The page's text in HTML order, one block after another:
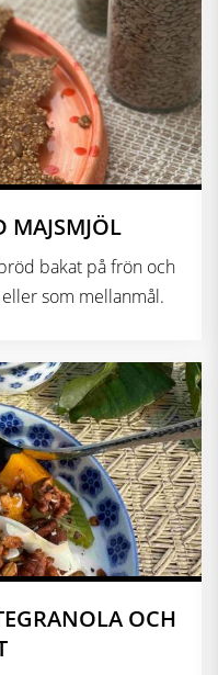
MAJSMJÖL
bakat på frön och
som mellanmål.
OCH